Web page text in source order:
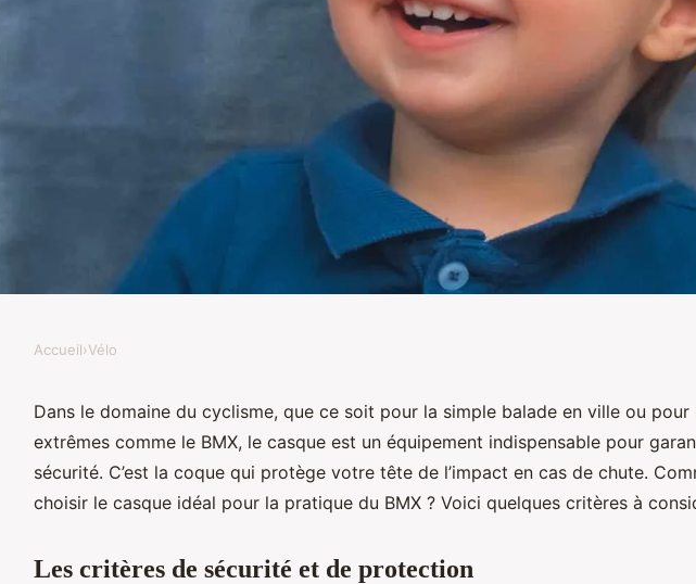
critères pour choisir un
pour la pratique du
Accueil›Vélo
Dans le domaine du cyclisme, que ce soit pour la simple balade en ville ou
extrêmes comme le BMX, le casque est un équipement indispensable pour
sécurité. C’est la coque qui protège votre tête de l’impact en cas de chute.
choisir le casque idéal pour la pratique du BMX ? Voici quelques critères à
Les critères de sécurité et de protection